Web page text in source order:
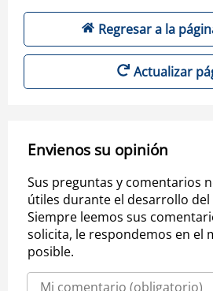
Regresar a la
Actualizar
Envienos su opinión
Sus preguntas y comentarios
útiles durante el desarrollo del
Siempre leemos sus
solicita, le respondemos en el
posible.